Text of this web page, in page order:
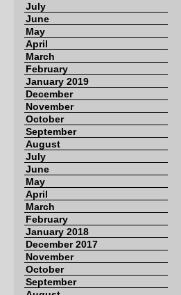
July
June
May
April
March
February
January 2019
December
November
October
September
August
July
June
May
April
March
February
January 2018
December 2017
November
October
September